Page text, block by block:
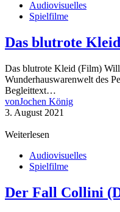
Audiovisuelles
Spielfilme
Das blutrote
Das blutrote Kleid (Film)
Wunderhauswarenwelt des
Begleittext…
vonJochen König
3. August 2021
Weiterlesen
Audiovisuelles
Spielfilme
Der Fall Collini